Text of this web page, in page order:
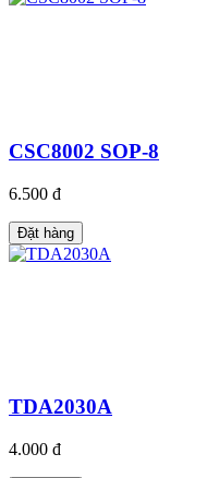
CSC8002 SOP-8
6.500 đ
Đặt hàng
TDA2030A
4.000 đ